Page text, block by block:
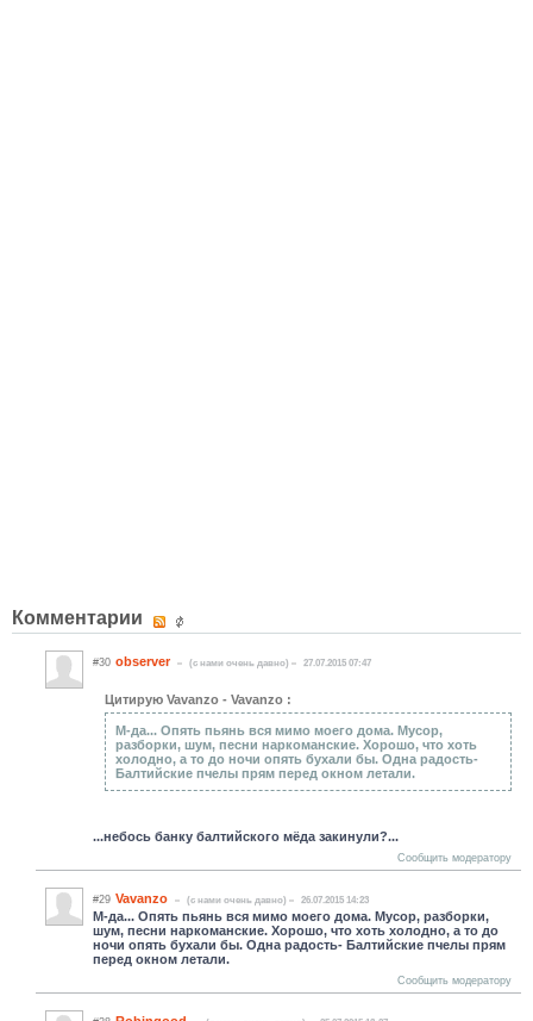
Комментарии
#30 observer (c нами очень давно) 27.07.2015 07:47
Цитирую Vavanzo - Vavanzo :
М-да... Опять пьянь вся мимо моего дома. Мусор,
разборки, шум, песни наркоманские. Хорошо, что хоть
холодно, а то до ночи опять бухали бы. Одна радость-
Балтийские пчелы прям перед окном летали.
...небось банку балтийского мёда закинули?...
Сообщить модератору
#29 Vavanzo (c нами очень давно) 26.07.2015 14:23
М-да... Опять пьянь вся мимо моего дома. Мусор, разборки,
шум, песни наркоманские. Хорошо, что хоть холодно, а то до
ночи опять бухали бы. Одна радость- Балтийские пчелы прям
перед окном летали.
Сообщить модератору